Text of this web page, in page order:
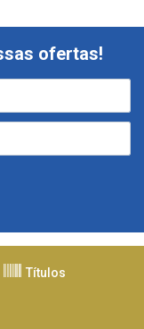
ofertas!
Títulos